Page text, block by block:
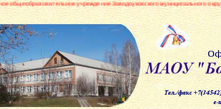
учреждение Заводоуковского муниципального округа